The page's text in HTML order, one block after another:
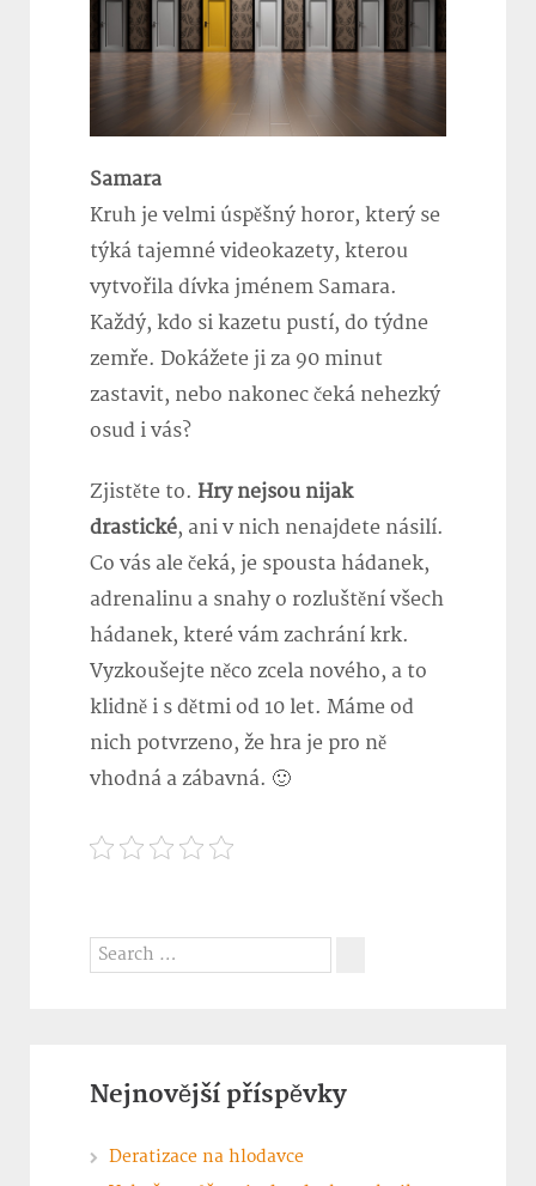
Samara
Kruh je velmi úspěšný horor, který se
týká tajemné videokazety, kterou
vytvořila dívka jménem Samara.
Každý, kdo si kazetu pustí, do týdne
zemře. Dokážete ji za 90 minut
zastavit, nebo nakonec čeká nehezký
osud i vás?
Zjistěte to. Hry nejsou nijak
drastické, ani v nich nenajdete násilí.
Co vás ale čeká, je spousta hádanek,
adrenalinu a snahy o rozluštění všech
hádanek, které vám zachrání krk.
Vyzkoušejte něco zcela nového, a to
klidně i s dětmi od 10 let. Máme od
nich potvrzeno, že hra je pro ně
vhodná a zábavná. 🙂
Search
for:
Nejnovější příspěvky
Deratizace na hlodavce